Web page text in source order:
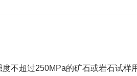
不超过250MPa的矿石或岩石试